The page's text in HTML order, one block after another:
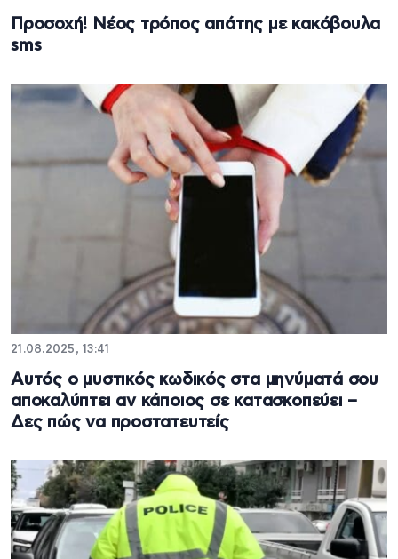
Προσοχή! Νέος τρόπος απάτης με κακόβουλα
sms
21.08.2025, 13:41
Αυτός ο μυστικός κωδικός στα μηνύματά σου
αποκαλύπτει αν κάποιος σε κατασκοπεύει –
Δες πώς να προστατευτείς